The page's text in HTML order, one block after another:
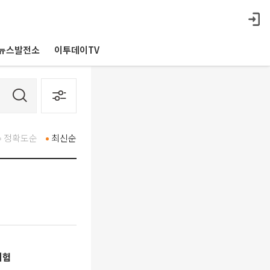
스발전소 이투데이TV
최신순
정확도순